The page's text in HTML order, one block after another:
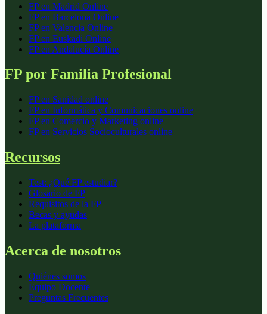
FP en Madrid Online
FP en Barcelona Online
FP en Valencia Online
FP en Euskadi Online
FP en Andalucía Online
FP por Familia Profesional
FP en Sanidad online
FP en Informática y Comunicaciones online
FP en Comercio y Marketing online
FP en Servicios Socioculturales online
Recursos
Test: ¿Qué FP estudiar?
Glosario de FP
Requisitos de la FP
Becas y ayudas
La plataforma
Acerca de nosotros
Quiénes somos
Equipo Docente
Preguntas Frecuentes